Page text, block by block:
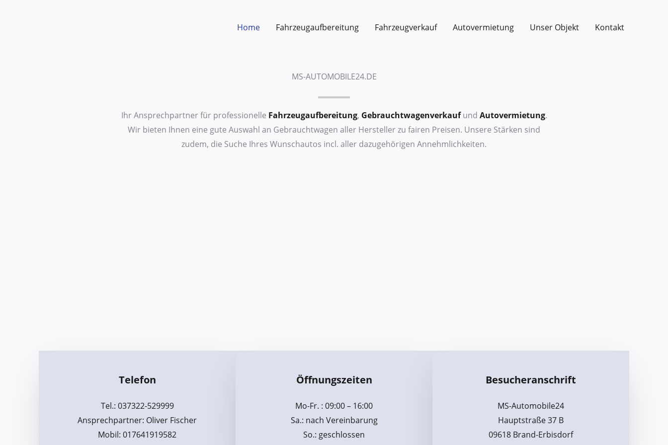
Home Fahrzeugaufbereitung Fahrzeugverkauf Autovermietung Unser Objekt Kontakt
MS-AUTOMOBILE24.DE
Ihr Ansprechpartner für professionelle Fahrzeugaufbereitung, Gebrauchtwagenverkaufund Autovermietung.
Wir bieten Ihnen eine gute Auswahl an Gebrauchtwagen aller Hersteller zu fairen Preisen. Unsere Stärken sind
zudem, die Suche Ihres Wunschautos incl. aller dazugehörigen Annehmlichkeiten.
Telefon
Tel.: 037322-529999
Ansprechpartner: Oliver Fischer
Mobil: 017641919582
Öffnungszeiten
Mo-Fr. : 09:00 – 16:00
Sa.: nach Vereinbarung
So.: geschlossen
Besucheranschrift
MS-Automobile24
Hauptstraße 37 B
09618 Brand-Erbisdorf